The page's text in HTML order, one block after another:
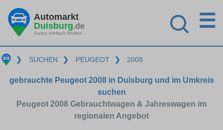
Automarkt
Duisburg.de
Autos einfach finden
☰
❯ SUCHEN ❯ PEUGEOT ❯ 2008
gebrauchte Peugeot 2008 in Duisburg und im Umkreis
suchen
Peugeot 2008 Gebrauchtwagen & Jahreswagen im
regionalen Angebot